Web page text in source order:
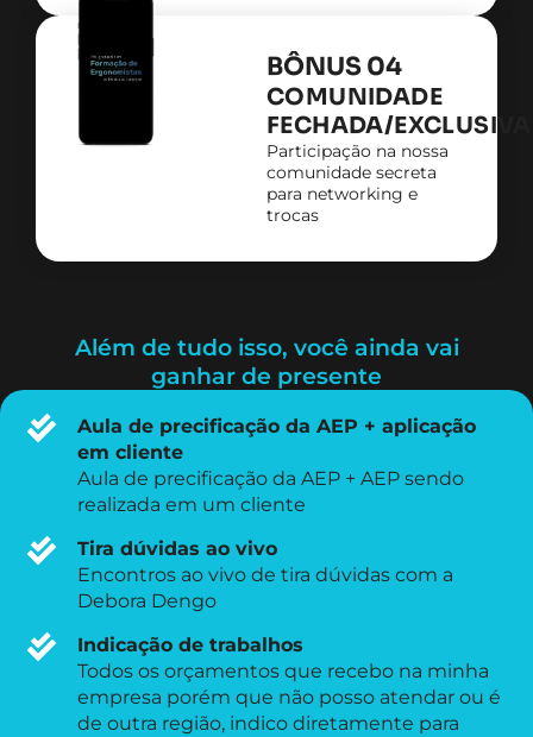
BÔNUS 04
COMUNIDADE
FECHADA/EXCLUSIVA
Participação na nossa
comunidade secreta
para networking e
trocas
Além de tudo isso, você ainda vai
ganhar de presente
Aula de precificação da AEP + aplicação
em cliente
Aula de precificação da AEP + AEP sendo
realizada em um cliente
Tira dúvidas ao vivo
Encontros ao vivo de tira dúvidas com a
Debora Dengo
Indicação de trabalhos
Todos os orçamentos que recebo na minha
empresa porém que não posso atendar ou é
de outra região, indico diretamente para